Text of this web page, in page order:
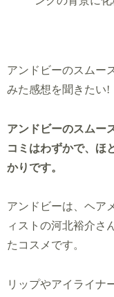
アンドビーのスムー
みた感想を聞きたい!
アンドビーのスムー
コミはわずかで、ほ
かりです。
アンドビーは、ヘア
ィストの河北裕介さ
たコスメです。
リップやアイライナ